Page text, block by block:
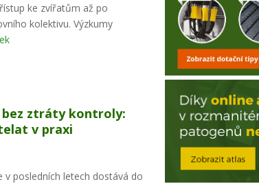
ke zvířatům až po
kolektivu. Výzkumy
ztráty kontroly:
v praxi
v posledních letech dostává do